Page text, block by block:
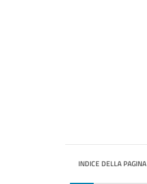
INDICE DELLA PAGINA